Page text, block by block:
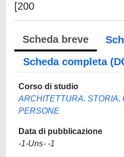
[200
Scheda breve
Scheda completa
Corso di studio
ARCHITETTURA. STORIA,
PERSONE
Data di pubblicazione
-1-Uns- -1